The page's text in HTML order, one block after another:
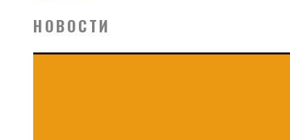
НОВОСТИ